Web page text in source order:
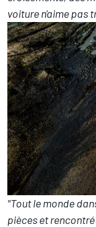
voiture n'aime pas
"Tout le monde
pièces et